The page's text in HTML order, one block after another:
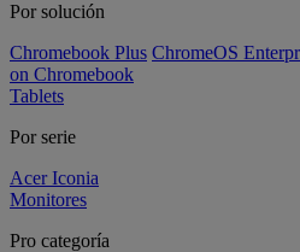
Por solución
Chromebook Plus ChromeOS
on Chromebook
Tablets
Por serie
Acer Iconia
Monitores
Pro categoría